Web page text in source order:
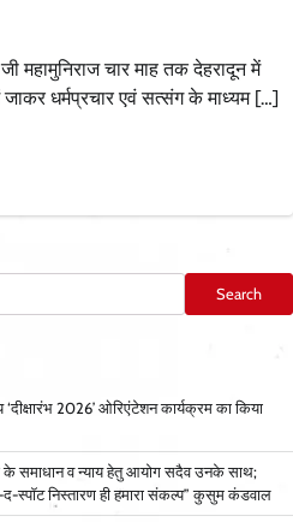
महामुनिराज चार माह तक देहरादून में
जाकर धर्मप्रचार एवं सत्संग के माध्यम […]
Search
‘दीक्षारंभ 2026’ ओरिएंटेशन कार्यक्रम का किया
के समाधान व न्याय हेतु आयोग सदैव उनके साथ;
निस्तारण ही हमारा संकल्प” कुसुम कंडवाल